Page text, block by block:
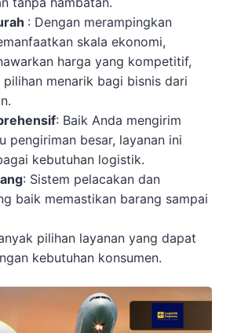
: Dengan merampingkan
skala ekonomi,
harga yang kompetitif,
pilihan menarik bagi bisnis dari
: Baik Anda mengirim
pengiriman besar, layanan ini
kebutuhan logistik.
: Sistem pelacakan dan
baik memastikan barang sampai
pilihan layanan yang dapat
kebutuhan konsumen.